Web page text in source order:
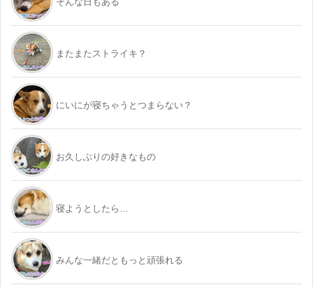
またまたストライキ？
にいにが寝ちゃうとつまらない？
お久しぶりの好きなもの
寝ようとしたら…
みんな一緒だともっと頑張れる